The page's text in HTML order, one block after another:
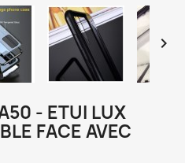

- ETUI LUX
FACE AVEC